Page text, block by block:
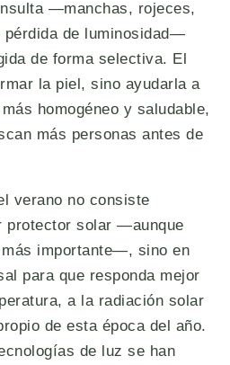
—manchas, rojeces,
pérdida de luminosidad—
de forma selectiva. El
la piel, sino ayudarla a
homogéneo y saludable,
más personas antes de
verano no consiste
protector solar —aunque
importante—, sino en
para que responda mejor
a la radiación solar
de esta época del año.
de luz se han